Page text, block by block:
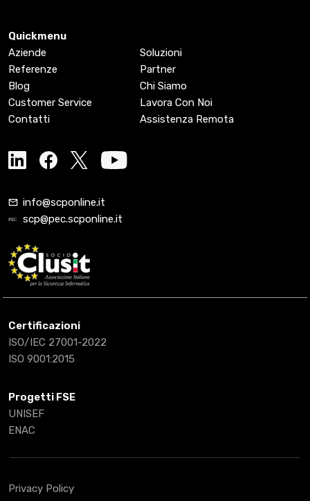
Quickmenu
Aziende
Soluzioni
Referenze
Partner
Blog
Chi Siamo
Customer Service
Lavora Con Noi
Contatti
Assistenza Remota
info@scponline.it
scp@pec.scponline.it
Certificazioni
ISO/IEC 27001-2022
ISO 9001:2015
Progetti FSE
UNISEF
ENAC
Privacy Policy